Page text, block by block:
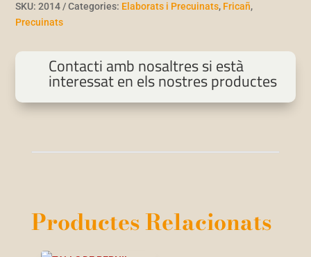
SKU:2014 Categories: Elaborats i Precuinats, Fricañ,
Precuinats
Contacti amb nosaltres si està
interessat en els nostres productes
Productes Relacionats